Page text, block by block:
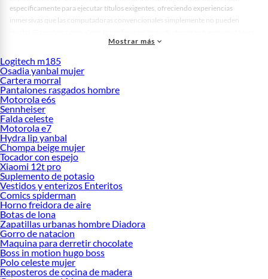
específicamente para ejecutar títulos exigentes, ofreciendo experiencias
inmersivas que las computadoras convencionales simplemente no pueden
Por qué elegir una PC Gamer en lugar de consolas
Lascomputadoras PC Gamer
tradicionales. Mientras que plataformas como
su lugar en el mercado, las PC gaming permiten personalización total del
hardware y acceso a bibliotecas de juegos más amplias. Además, puedes
actualizar componentes individuales según evolucionen tus necesidades,
extendiendo la vida útil de tu inversión.
Los equipos gaming modernos ejecutan títulos AAA en resoluciones superiores
con tasas de cuadros más altas. Marcas como
constantemente nuevas generaciones de procesadores y tarjetas gráficas que
elevan el estándar de rendimiento. Por ejemplo, configuraciones con
5700Gcombinadas conRTX 3050
juegos actuales.
PC Gamer Perú: opciones disponibles en el mercado local
El mercado peruano ha experimentado un crecimiento notable en
disponibilidad de equipos gaming. Actualmente, encuentras configuraciones
desde equipos de entrada hasta sistemas premium capaces de ejecutar cualquier
Mostrar más
Logitech m185
Osadia yanbal mujer
Cartera morral
Pantalones rasgados hombre
Motorola e6s
Sennheiser
Falda celeste
Motorola e7
Hydra lip yanbal
Chompa beige mujer
Tocador con espejo
Xiaomi 12t pro
Suplemento de potasio
Vestidos y enterizos Enteritos
Comics spiderman
Horno freidora de aire
Botas de lona
Zapatillas urbanas hombre Diadora
Gorro de natacion
Maquina para derretir chocolate
Boss in motion hugo boss
Polo celeste mujer
Reposteros de cocina de madera